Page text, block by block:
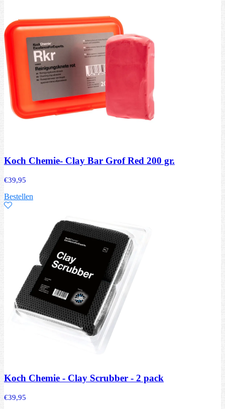
Koch Chemie- Clay Bar Grof Red 200 gr.
€39,95
Bestellen
Koch Chemie - Clay Scrubber - 2 pack
€39,95